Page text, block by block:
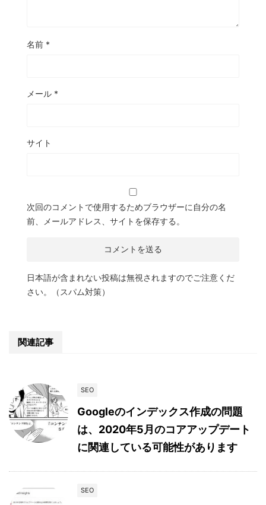
名前 *
メール *
サイト
次回のコメントで使用するためブラウザーに自分の名
前、メールアドレス、サイトを保存する。
日本語が含まれない投稿は無視されますのでご注意くだ
さい。（スパム対策）
関連記事
SEO
Googleのインデックス作成の問題
は、2020年5月のコアアップデート
に関連している可能性があります
SEO